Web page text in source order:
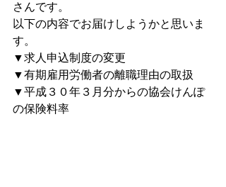
さんです。
以下の内容でお届けしようかと思いま
す。
▼求人申込制度の変更
▼有期雇用労働者の離職理由の取扱
▼平成３０年３月分からの協会けんぽ
の保険料率